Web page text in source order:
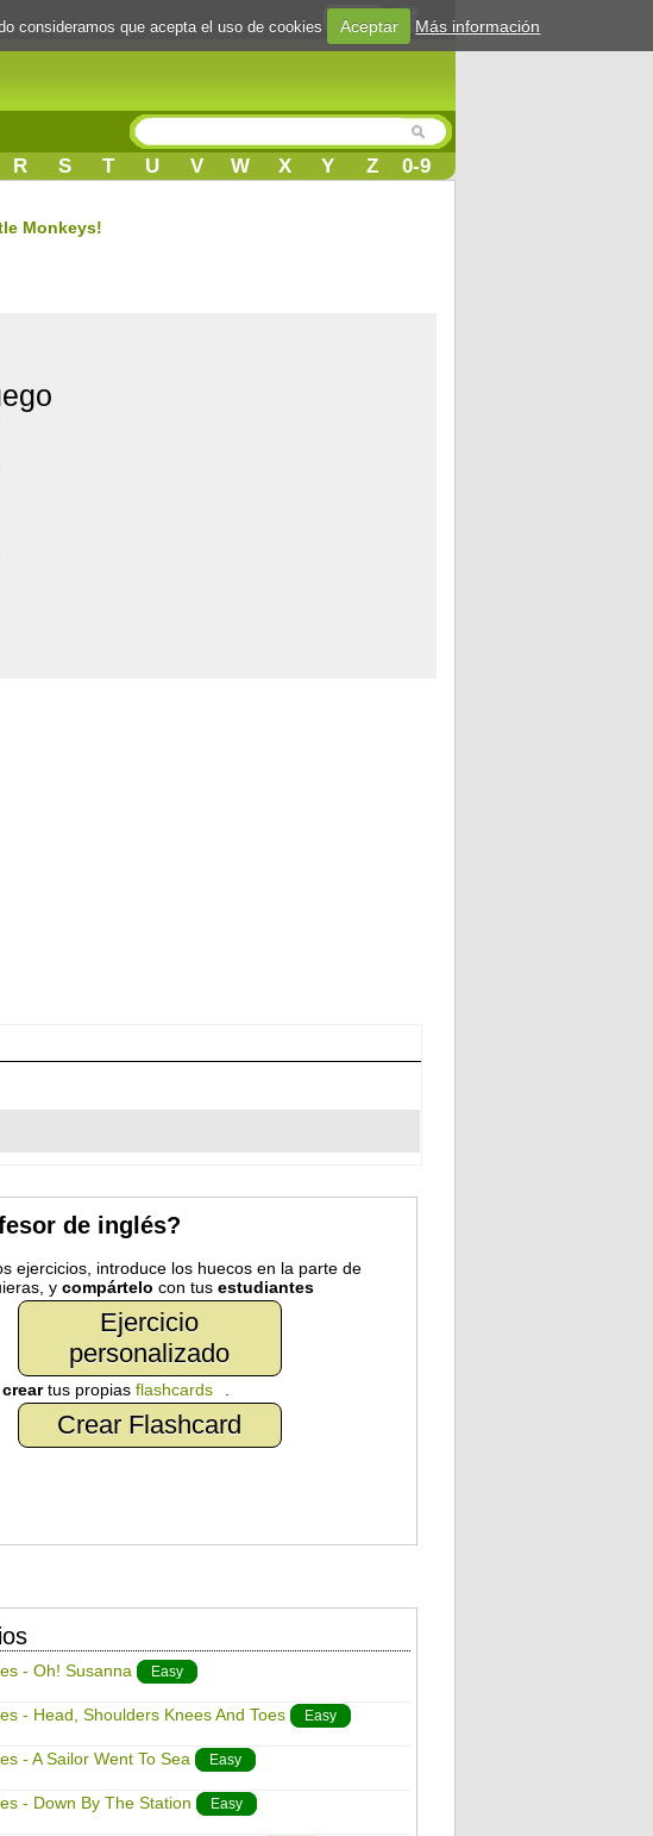
Login
R S T U V W X Y Z 0-9
Monkeys!
de inglés?
ejercicios, introduce los huecos en la parte de
y compártelo con tus estudiantes
Ejercicio
personalizado
creartus propias flashcards
Crear Flashcard
- Oh! Susanna Easy
- Head, Shoulders Knees And Toes Easy
- A Sailor Went To Sea Easy
- Down By The Station Easy
consideramos que acepta el uso de cookies Aceptar Más información